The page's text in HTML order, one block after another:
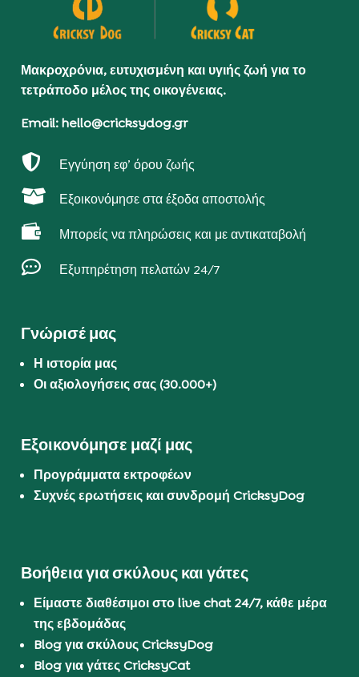
Μακροχρόνια, ευτυχισμένη και υγιής ζωή για το
τετράποδο μέλος της οικογένειας.
Email: hello@cricksydog.gr
 Εγγύηση εφ’ όρου ζωής
 Εξοικονόμησε στα έξοδα αποστολής
 Μπορείς να πληρώσεις και με αντικαταβολή
 Εξυπηρέτηση πελατών 24/7
Γνώρισέ μας
Η ιστορία μας
Οι αξιολογήσεις σας (30.000+)
Εξοικονόμησε μαζί μας
Προγράμματα εκτροφέων
Συχνές ερωτήσεις και συνδρομή CricksyDog
Βοήθεια για σκύλους και γάτες
Είμαστε διαθέσιμοι στο live chat 24/7, κάθε μέρα
της εβδομάδας
Blog για σκύλους CricksyDog
Blog για γάτες CricksyCat